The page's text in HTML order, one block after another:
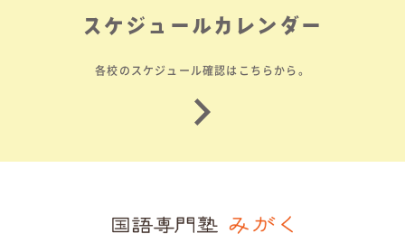
スケジュールカレンダー
各校のスケジュール確認はこちらから。